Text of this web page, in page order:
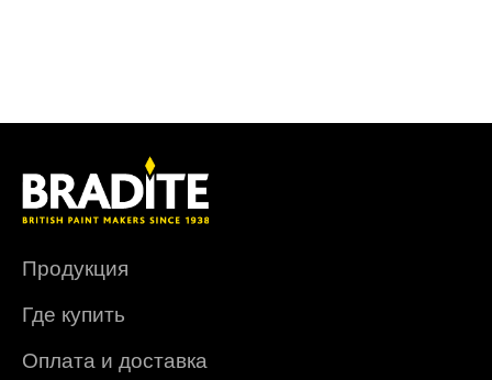
Продукция
Где купить
Оплата и доставка